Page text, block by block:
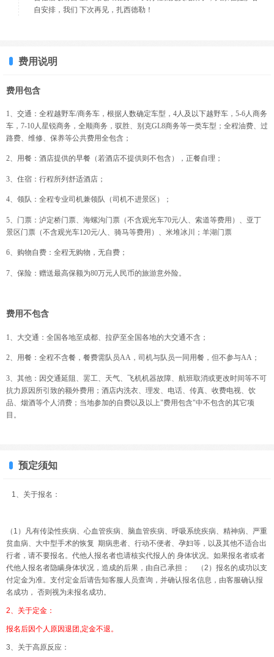
自安排，我们 下次再见，扎西德勒！
费用说明
费用包含
1、交通：全程越野车/商务车，根据人数确定车型，4人及以下越野车，5-6人商务
车，7-10人星锐商务，全顺商务，驭胜、别克GL8商务等一类车型；全程油费、过
路费、维修、保养等公共费用全包含；
2、用餐：酒店提供的早餐（若酒店不提供则不包含），正餐自理；
3、住宿：行程所列舒适酒店；
4、领队：全程专业司机兼领队（司机不进景区）；
5、门票：泸定桥门票、海螺沟门票（不含观光车70元/人、索道等费用）、亚丁
景区门票（不含观光车120元/人、骑马等费用）、米堆冰川；羊湖门票
6、购物自费：全程无购物，无自费；
7、保险：赠送最高保额为80万元人民币的旅游意外险。
费用不包含
1、大交通：全国各地至成都、拉萨至全国各地的大交通不含；
2、用餐：全程不含餐，餐费需队员AA，司机与队员一同用餐，但不参与AA；
3、其他：因交通延阻、罢工、天气、飞机机器故障、航班取消或更改时间等不可
抗力原因所引致的额外费用；酒店内洗衣、理发、电话、传真、收费电视、饮
品、烟酒等个人消费；当地参加的自费以及以上"费用包含"中不包含的其它项
目。
预定须知
1、关于报名：
（1）凡有传染性疾病、心血管疾病、脑血管疾病、呼吸系统疾病、精神病、严重
贫血病、大中型手术的恢复 期病患者、行动不便者、孕妇等，以及其他不适合出
行者，请不要报名。代他人报名者也请核实代报人的 身体状况。如果报名者或者
代他人报名者隐瞒身体状况，造成的后果，由自己承担； （2）报名的成功以支
付定金为准。支付定金后请告知客服人员查询，并确认报名信息，由客服确认报
名成功， 否则视为未报名成功。
2、关于定金：
报名后因个人原因退团,定金不退。
3、关于高原反应：